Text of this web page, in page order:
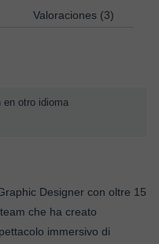
Valoraciones (3)
en otro idioma
Designer con oltre 15
che ha creato
immersivo di